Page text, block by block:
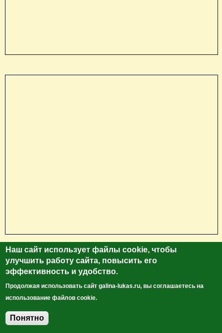
Наш сайт использует файлы cookie, чтобы
улучшить работу сайта, повысить его
эффективность и удобство.
Продолжая использовать сайт galina-lukas.ru, вы соглашаетесь на
использование файлов cookie.
Понятно